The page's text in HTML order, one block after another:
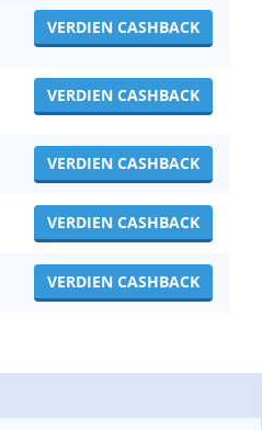
VERDIEN CASHBACK
VERDIEN CASHBACK
VERDIEN CASHBACK
VERDIEN CASHBACK
VERDIEN CASHBACK